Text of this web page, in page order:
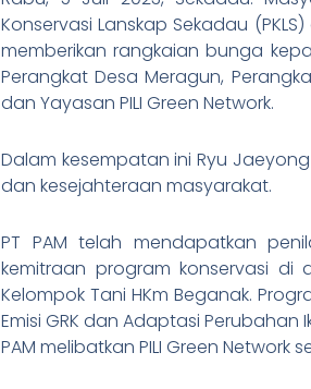
Konservasi Lanskap Sekadau
memberikan rangkaian bunga
Perangkat Desa Meragun,
dan Yayasan PILI Green Network.
Dalam kesempatan ini Ryu
dan kesejahteraan masyarakat.
PT PAM telah mendapatkan
kemitraan program konservasi di
Kelompok Tani HKm Beganak.
Emisi GRK dan Adaptasi Perubahan
PAM melibatkan PILI Green Network